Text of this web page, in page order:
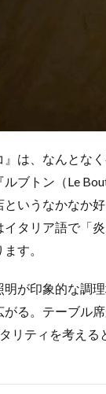
は、なんとな
ブトン（Le
いうなかなか
タリア語で「
す。
が印象的な調
る。テーブル
リティを考え